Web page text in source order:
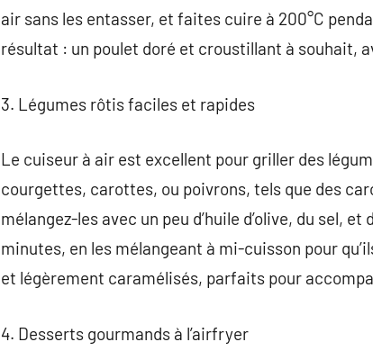
air sans les entasser, et faites cuire à 200°C
résultat : un poulet doré et croustillant à souhait,
3. Légumes rôtis faciles et rapides
Le cuiseur à air est excellent pour griller des
courgettes, carottes, ou poivrons, tels que des
mélangez-les avec un peu d’huile d’olive, du sel,
minutes, en les mélangeant à mi-cuisson pour
et légèrement caramélisés, parfaits pour
4. Desserts gourmands à l’airfryer